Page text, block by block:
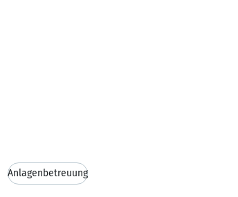
Anlagenbetreuung